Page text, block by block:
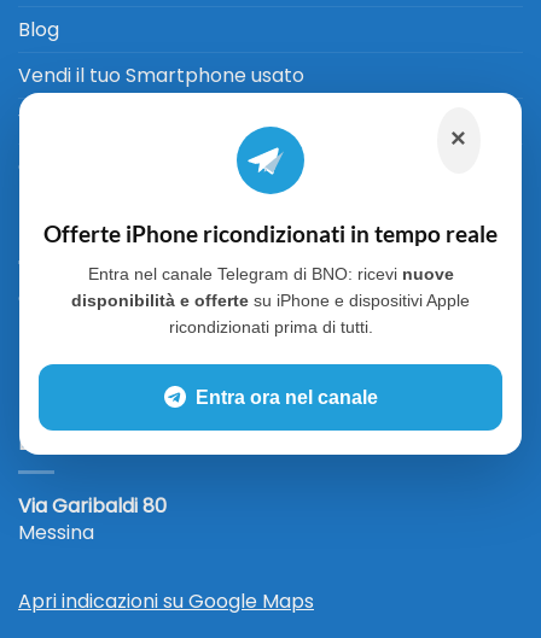
Blog
Vendi il tuo Smartphone usato
Vendi il tuo Computer usato
Contatti
INFORMAZIONI UTILI
Chi Siamo
Termini e condizioni
Blog
DOVE SIAMO
Via Garibaldi 80
Messina
Apri indicazioni su Google Maps
×
Offerte iPhone ricondizionati in tempo reale
Entra nel canale Telegram di BNO: ricevi nuove
disponibilità e offerte su iPhone e dispositivi Apple
ricondizionati prima di tutti.
Entra ora nel canale